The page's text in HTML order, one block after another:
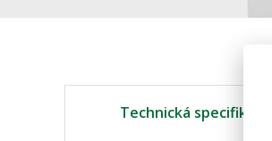
Technická specifikace